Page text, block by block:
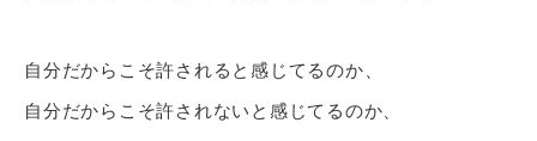
自分だからこそ許されると感じてるのか、
自分だからこそ許されないと感じてるのか、